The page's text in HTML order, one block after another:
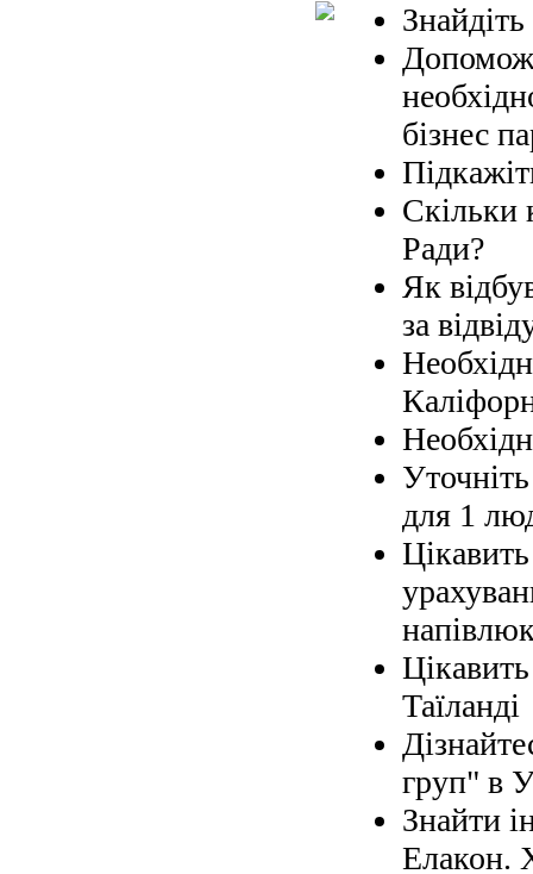
бізнес
Скільки
Ради?
Як
за
для 1
Таїланді
груп" в
Знайти
Елакон.